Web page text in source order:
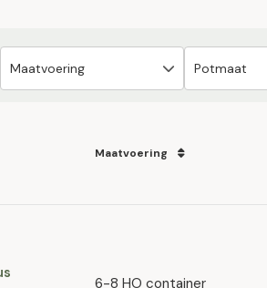
Maatvoering
6-8 HO container